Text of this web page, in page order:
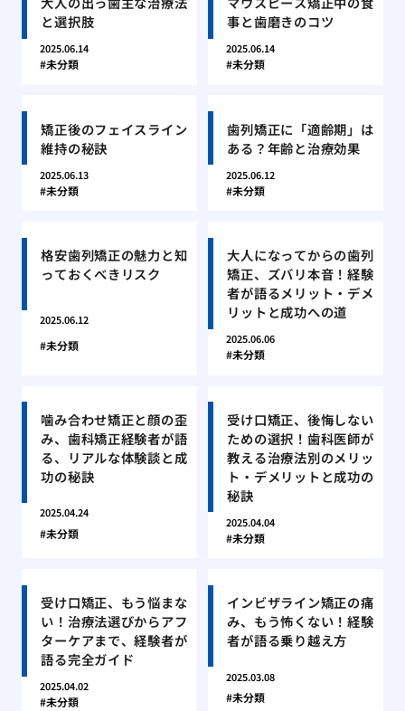
と選択肢
2025.06.14
未分類
事と歯磨きのコツ
2025.06.14
未分類
矯正後のフェイスライン
維持の秘訣
2025.06.13
未分類
歯列矯正に「適齢期」は
ある？年齢と治療効果
2025.06.12
未分類
格安歯列矯正の魅力と知
っておくべきリスク
2025.06.12
未分類
大人になってからの歯列
矯正、ズバリ本音！経験
者が語るメリット・デメ
リットと成功への道
2025.06.06
未分類
噛み合わせ矯正と顔の歪
み、歯科矯正経験者が語
る、リアルな体験談と成
功の秘訣
2025.04.24
未分類
受け口矯正、後悔しない
ための選択！歯科医師が
教える治療法別のメリッ
ト・デメリットと成功の
秘訣
2025.04.04
未分類
受け口矯正、もう悩まな
い！治療法選びからアフ
ターケアまで、経験者が
語る完全ガイド
2025.04.02
未分類
インビザライン矯正の痛
み、もう怖くない！経験
者が語る乗り越え方
2025.03.08
未分類